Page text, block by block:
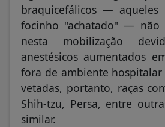
braquicefálicos — aqueles
focinho "achatado" — não
nesta mobilização
anestésicos aumentados
fora de ambiente hospitalar
vetadas, portanto, raças
Shih-tzu, Persa, entre
similar.